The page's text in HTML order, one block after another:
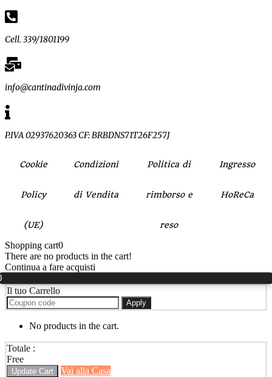
Cell. 339/1801199
info@cantinadivinja.com
P.IVA 02937620363 CF: BRBDNS71T26F257J
Cookie
Policy
(UE)
Condizioni
di Vendita
Politica di
rimborso e
reso
Ingresso
HoReCa
Shopping cart0
There are no products in the cart!
Continua a fare acquisti
Il tuo Carrello
Apply
No products in the cart.
Totale :
Free
Update Cart
Vai alla Casa